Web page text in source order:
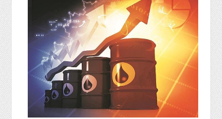
و
شهری
گاز
و
پتروشیمی
و
خودرو
استارت